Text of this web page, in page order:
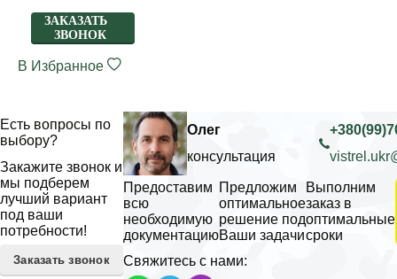
ЗАКАЗАТЬ
ЗВОНОК
В Избранное
Есть вопросы по
выбору?
Закажите звонок и
мы подберем
лучший вариант
под ваши
потребности!
Заказать звонок
Олег
консультация
Предоставим
всю
необходимую
документацию
Предложим
оптимальное
решение под
Ваши задачи
Выполним
заказ в
оптимальные
сроки
Свяжитесь с нами: